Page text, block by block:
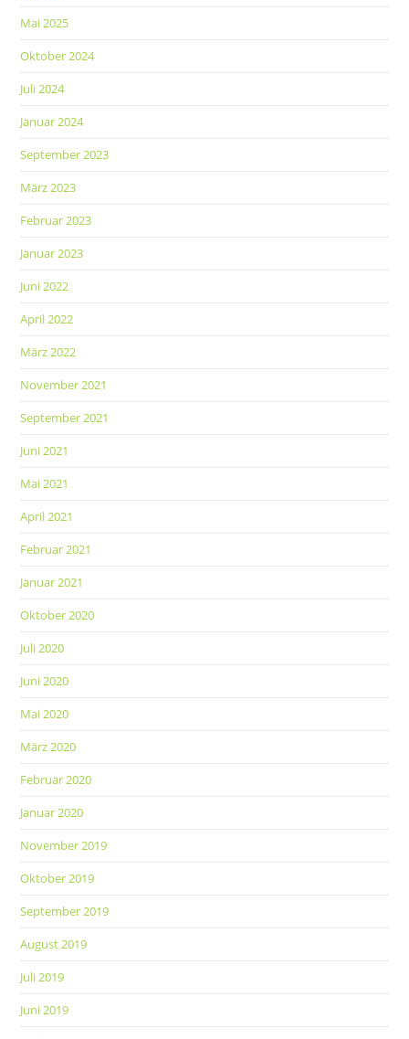
Mai 2025
Oktober 2024
Juli 2024
Januar 2024
September 2023
März 2023
Februar 2023
Januar 2023
Juni 2022
April 2022
März 2022
November 2021
September 2021
Juni 2021
Mai 2021
April 2021
Februar 2021
Januar 2021
Oktober 2020
Juli 2020
Juni 2020
Mai 2020
März 2020
Februar 2020
Januar 2020
November 2019
Oktober 2019
September 2019
August 2019
Juli 2019
Juni 2019